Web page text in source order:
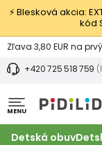
⚡ Blesková akcia:
kód
Výmena a vrátenie
Zľava 3,80 EUR na
+420 725 518 759
MENU
Detská obuv